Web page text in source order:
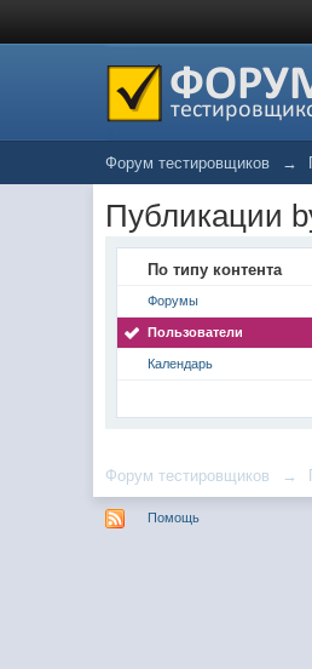
Форум тестировщиков →
Публикации
По типу контента
Форумы
Пользователи
Календарь
Форум тестировщиков →
Помощь